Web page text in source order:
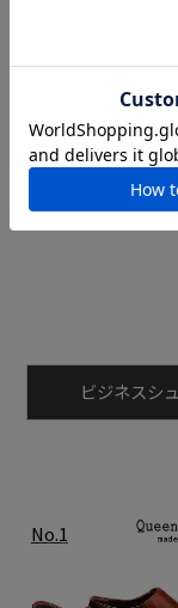
マグナーニ /
グバック シングルモ
ン製26087
(税込)
ビジネスシ